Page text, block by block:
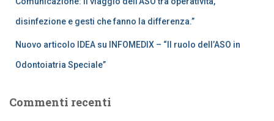
disinfezione e gesti che fanno la differenza.”
Nuovo articolo IDEA su INFOMEDIX – “Il ruolo dell’ASO in
Odontoiatria Speciale”
Commenti recenti